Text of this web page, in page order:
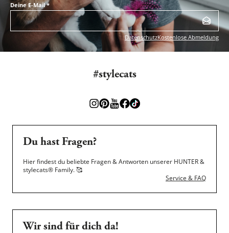
Deine E-Mail*
DatenschutzKostenlose Abmeldung
#stylecats
Du hast Fragen?
Hier findest du beliebte Fragen & Antworten unserer HUNTER &
stylecats® Family.🥰
Service & FAQ
Wir sind für dich da!